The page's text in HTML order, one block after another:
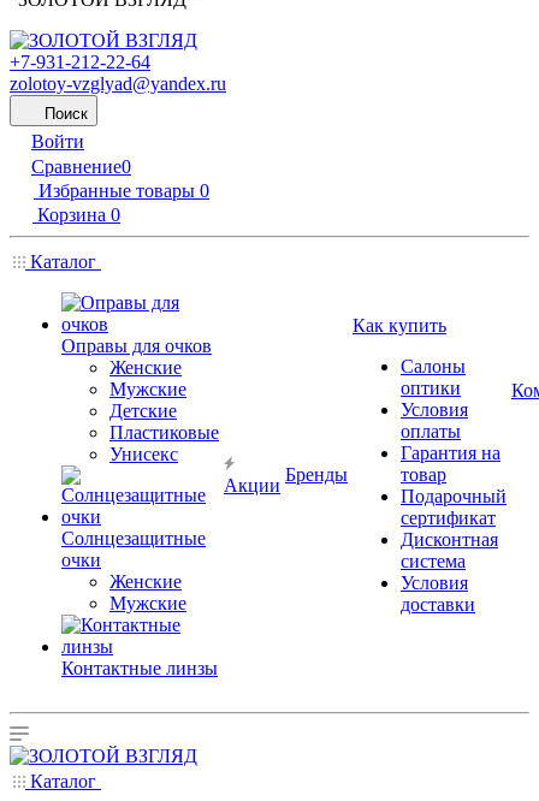
+7-931-212-22-64
zolotoy-vzglyad@yandex.ru
Поиск
Войти
Сравнение0
Избранные товары 0
Корзина 0
Каталог
Оправы для очков
Женские
Мужские
Детские
Пластиковые
Унисекс
Солнцезащитные
очки
Женские
Мужские
Контактные линзы
Акции
Бренды
Как купить
Салоны
оптики
Условия
оплаты
Гарантия на
товар
Подарочный
сертификат
Дисконтная
система
Условия
доставки
Каталог